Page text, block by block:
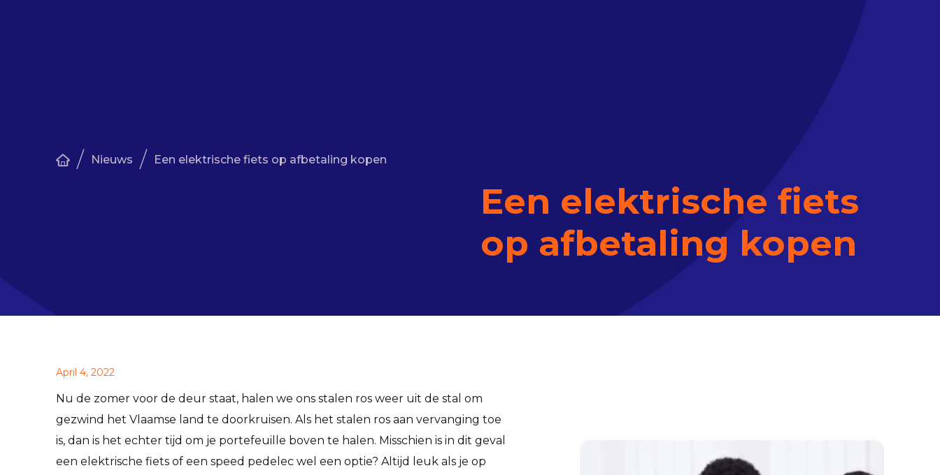
/ Nieuws / Een elektrische fiets op afbetaling kopen
Een elektrische fiets
op afbetaling kopen
April 4, 2022
Nu de zomer voor de deur staat, halen we ons stalen ros weer uit de stal om
gezwind het Vlaamse land te doorkruisen. Als het stalen ros aan vervanging toe
is, dan is het echter tijd om je portefeuille boven te halen. Misschien is in dit geval
een elektrische fiets of een speed pedelec wel een optie? Altijd leuk als je op